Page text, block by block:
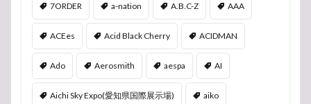
7ORDER a-nation A.B.C-Z AAA
ACEes Acid Black Cherry ACIDMAN
Ado Aerosmith aespa AI
Aichi Sky Expo(愛知県国際展示場) aiko